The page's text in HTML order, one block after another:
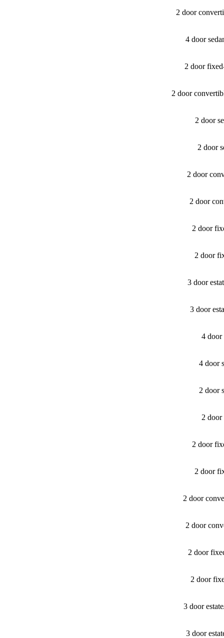
2 door
4 door
2 door
2 door
2 door
2 door
2 door
2 door
2 door
2 door
3 door
3 door
4 door
4 door
2 door
2
2 door
2 door
2 door
2 door
2 door
2 door
3 door
3 door